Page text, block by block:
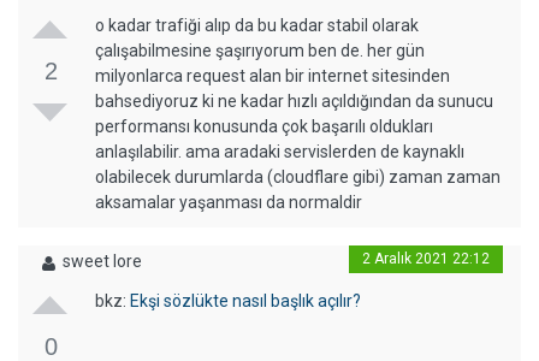
2
o kadar trafiği alıp da bu kadar stabil olarak
çalışabilmesine şaşırıyorum ben de. her gün
milyonlarca request alan bir internet sitesinden
bahsediyoruz ki ne kadar hızlı açıldığından da sunucu
performansı konusunda çok başarılı oldukları
anlaşılabilir. ama aradaki servislerden de kaynaklı
olabilecek durumlarda (cloudflare gibi) zaman zaman
aksamalar yaşanması da normaldir
sweet lore 2 Aralık 2021 22:12
0
bkz: Ekşi sözlükte nasıl başlık açılır?